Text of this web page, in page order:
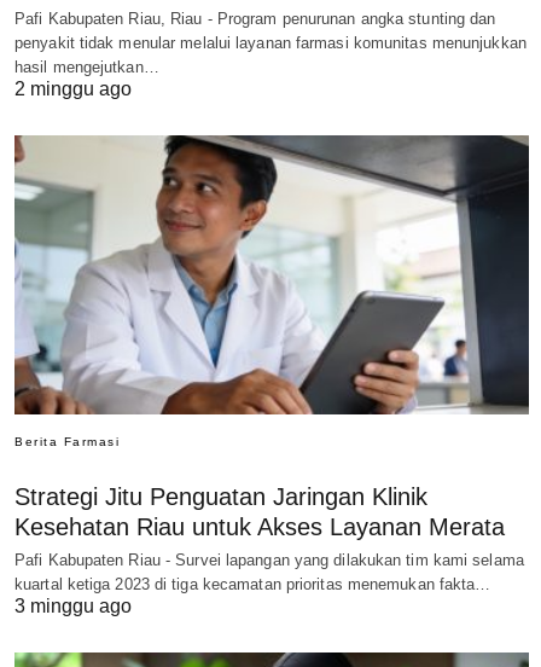
Pafi Kabupaten Riau, Riau - Program penurunan angka stunting dan
penyakit tidak menular melalui layanan farmasi komunitas menunjukkan
hasil mengejutkan…
2 minggu ago
Berita Farmasi
Strategi Jitu Penguatan Jaringan Klinik
Kesehatan Riau untuk Akses Layanan Merata
Pafi Kabupaten Riau - Survei lapangan yang dilakukan tim kami selama
kuartal ketiga 2023 di tiga kecamatan prioritas menemukan fakta…
3 minggu ago